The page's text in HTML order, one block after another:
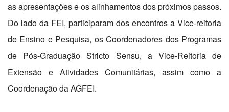
as apresentações e os alinhamentos dos próximos passos.
Do lado da FEI, participaram dos encontros a Vice-reitoria
de Ensino e Pesquisa, os Coordenadores dos Programas
de Pós-Graduação Stricto Sensu, a Vice-Reitoria de
Extensão e Atividades Comunitárias, assim como a
Coordenação da AGFEI.